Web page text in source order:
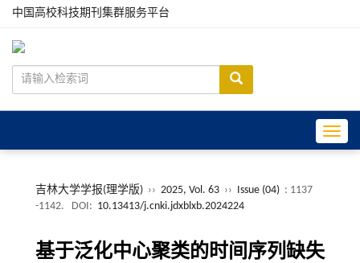
中国高校科技期刊集群服务平台
吉林大学学报(理学版) ›› 2025, Vol. 63 ›› Issue (04) : 1137
-1142.
DOI: 10.13413/j.cnki.jdxblxb.2024224
基于泛化中心聚类的时间序列缺失